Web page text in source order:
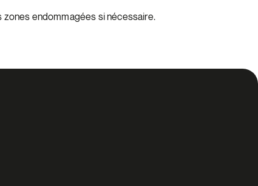
zones endommagées si nécessaire.